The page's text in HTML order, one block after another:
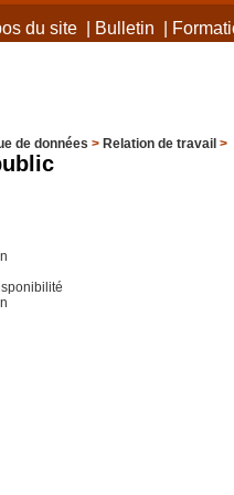
du site| Bulletin
de données > Relation de travail >